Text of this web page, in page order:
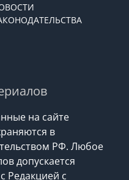
на сайте
в
РФ. Любое
допускается
Редакцией с